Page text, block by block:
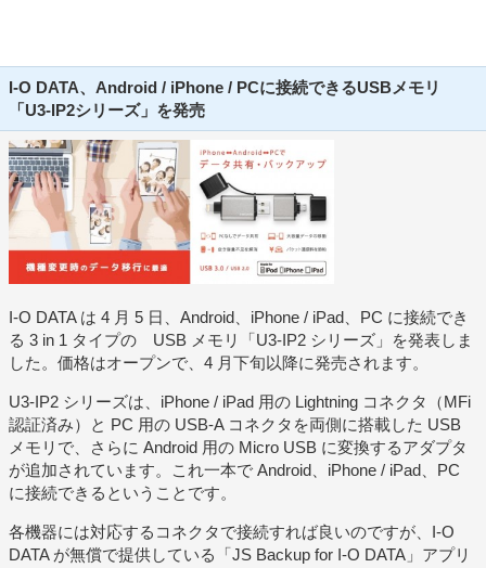
I-O DATA、Android / iPhone / PCに接続できるUSBメモリ
「U3-IP2シリーズ」を発売
I-O DATA は 4 月 5 日、Android、iPhone / iPad、PC に接続でき
る 3 in 1 タイプの USB メモリ「U3-IP2 シリーズ」を発表しま
した。価格はオープンで、4 月下旬以降に発売されます。
U3-IP2 シリーズは、iPhone / iPad 用の Lightning コネクタ（MFi
認証済み）と PC 用の USB-A コネクタを両側に搭載した USB
メモリで、さらに Android 用の Micro USB に変換するアダプタ
が追加されています。これ一本で Android、iPhone / iPad、PC
に接続できるということです。
各機器には対応するコネクタで接続すれば良いのですが、I-O
DATA が無償で提供している「JS Backup for I-O DATA」アプリ